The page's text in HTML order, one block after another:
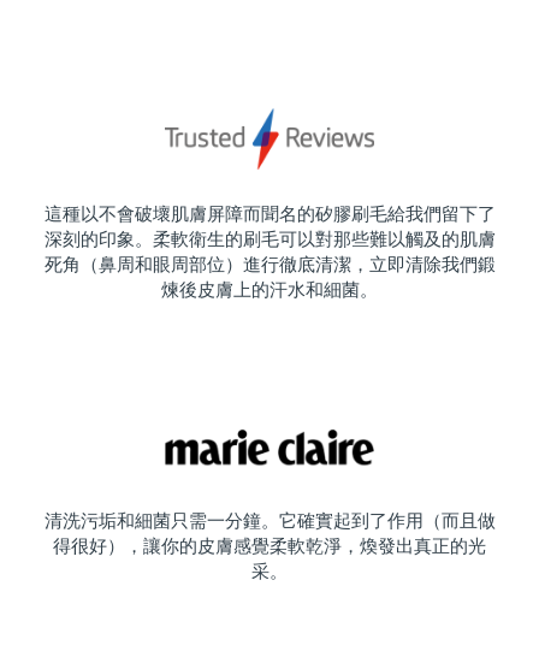
這種以不會破壞肌膚屏障而聞名的矽膠刷毛給我們留下了
深刻的印象。柔軟衛生的刷毛可以對那些難以觸及的肌膚
死角（鼻周和眼周部位）進行徹底清潔，立即清除我們鍛
煉後皮膚上的汗水和細菌。
清洗污垢和細菌只需一分鐘。它確實起到了作用（而且做
得很好），讓你的皮膚感覺柔軟乾淨，煥發出真正的光
采。